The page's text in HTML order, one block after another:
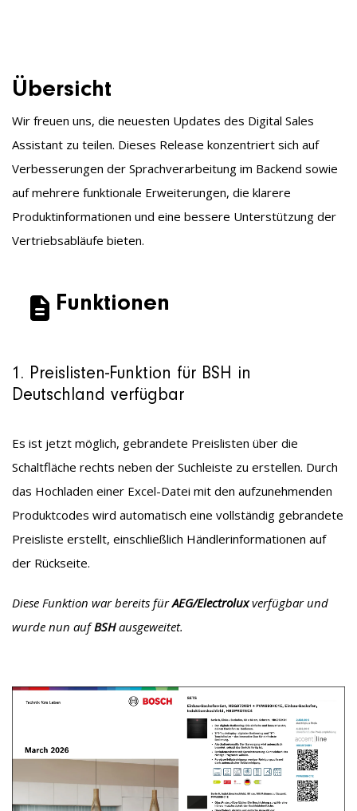
Übersicht
Wir freuen uns, die neuesten Updates des Digital Sales
Assistant zu teilen. Dieses Release konzentriert sich auf
Verbesserungen der Sprachverarbeitung im Backend sowie
auf mehrere funktionale Erweiterungen, die klarere
Produktinformationen und eine bessere Unterstützung der
Vertriebsabläufe bieten.
Funktionen
1. Preislisten-Funktion für BSH in
Deutschland verfügbar
Es ist jetzt möglich, gebrandete Preislisten über die
Schaltfläche rechts neben der Suchleiste zu erstellen. Durch
das Hochladen einer Excel-Datei mit den aufzunehmenden
Produktcodes wird automatisch eine vollständig gebrandete
Preisliste erstellt, einschließlich Händlerinformationen auf
der Rückseite.
Diese Funktion war bereits fürAEG/Electroluxverfügbar und
wurde nun aufBSHausgeweitet.